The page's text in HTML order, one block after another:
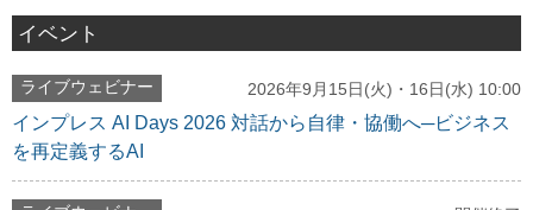
イベント
ライブウェビナー 2026年9月15日(火)・16日(水) 10:00
インプレス AI Days 2026 対話から自律・協働へ─ビジネス
を再定義するAI